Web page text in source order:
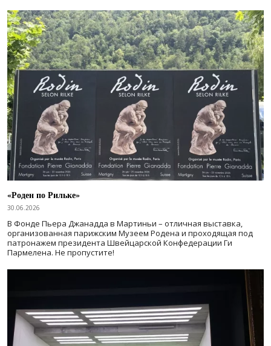
«Роден по Рильке»
30.06.2026
В Фонде Пьера Джанадда в Мартиньи – отличная выставка,
организованная парижским Музеем Родена и проходящая под
патронажем президента Швейцарской Конфедерации Ги
Пармелена. Не пропустите!